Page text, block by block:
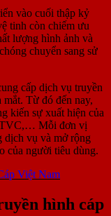
vào cuối thập kỷ
tinh còn chiếm ưu
lượng hình ảnh và
chuyển sang sử
cấp dịch vụ truyền
Từ đó đến nay,
kiến sự xuất hiện của
Mỗi đơn vị
dịch vụ và mở rộng
của người tiêu dùng.
Việt Nam
hình cáp